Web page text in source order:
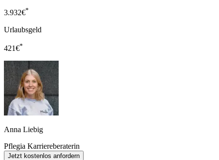
3.932€*
Urlaubsgeld
421€*
Anna Liebig
Pflegia Karriereberaterin
Jetzt kostenlos anfordern